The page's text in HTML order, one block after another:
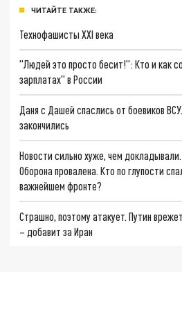
ЧИТАЙТЕ ТАКЖЕ:
Технофашисты XXI века
"Людей это просто бесит!": Кто и как
зарплатах" в России
Даня с Дашей спаслись от боевиков
закончились
Новости сильно хуже, чем
Оборона провалена. Кто по глупости
важнейшем фронте?
Страшно, поэтому атакует. Путин
– добавит за Иран